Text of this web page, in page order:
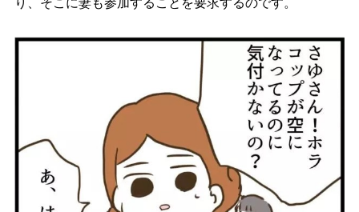
り、そこに妻も参加することを要求するのです。